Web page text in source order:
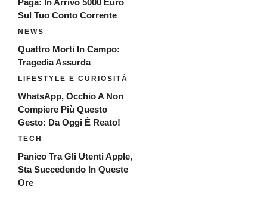
Paga: In Arrivo 5000 Euro
Sul Tuo Conto Corrente
NEWS
Quattro Morti In Campo:
Tragedia Assurda
LIFESTYLE E CURIOSITÀ
WhatsApp, Occhio A Non
Compiere Più Questo
Gesto: Da Oggi È Reato!
TECH
Panico Tra Gli Utenti Apple,
Sta Succedendo In Queste
Ore